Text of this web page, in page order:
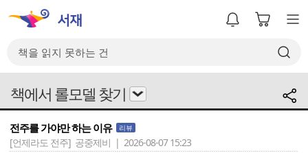
책에서 롤모델 찾기
전주를 가야만 하는 이유 리뷰
[언제라도 전주] 공중제비 | 2026-08-07 15:23